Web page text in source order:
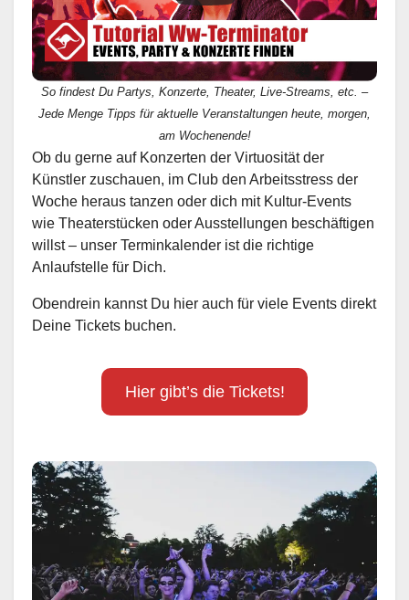
So findest Du Partys, Konzerte, Theater, Live-Streams, etc. –
Jede Menge Tipps für aktuelle Veranstaltungen heute, morgen,
am Wochenende!
Ob du gerne auf Konzerten der Virtuosität der
Künstler zuschauen, im Club den Arbeitsstress der
Woche heraus tanzen oder dich mit Kultur-Events
wie Theaterstücken oder Ausstellungen beschäftigen
willst – unser Terminkalender ist die richtige
Anlaufstelle für Dich.
Obendrein kannst Du hier auch für viele Events direkt
Deine Tickets buchen.
Hier gibt’s die Tickets!